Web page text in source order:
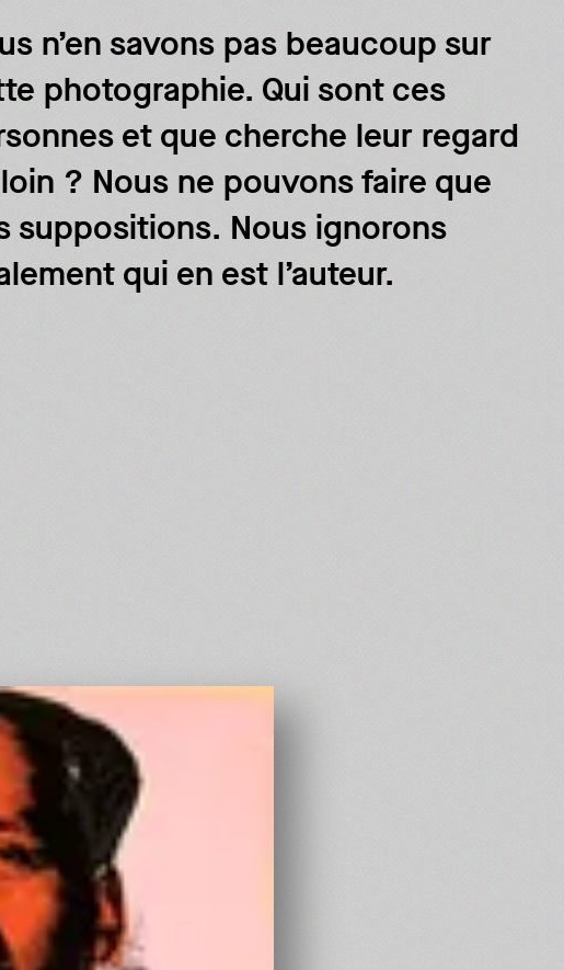
n’en savons pas beaucoup sur
photographie. Qui sont ces
et que cherche leur regard
? Nous ne pouvons faire que
suppositions. Nous ignorons
qui en est l’auteur.